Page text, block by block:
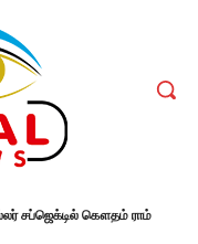
சப்ஜெக்டில் கௌதம் ராம்